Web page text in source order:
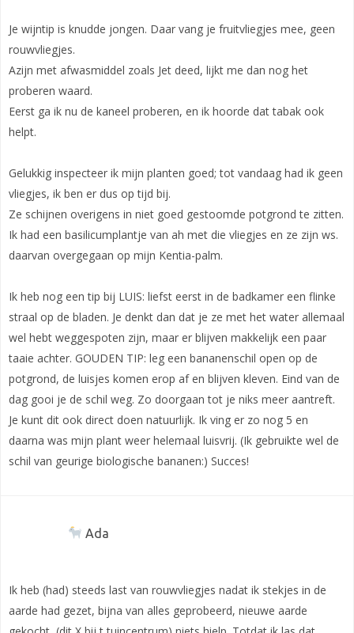
Je wijntip is knudde jongen. Daar vang je fruitvliegjes mee, geen
rouwvliegjes.
Azijn met afwasmiddel zoals Jet deed, lijkt me dan nog het
proberen waard.
Eerst ga ik nu de kaneel proberen, en ik hoorde dat tabak ook
helpt.
Gelukkig inspecteer ik mijn planten goed; tot vandaag had ik geen
vliegjes, ik ben er dus op tijd bij.
Ze schijnen overigens in niet goed gestoomde potgrond te zitten.
Ik had een basilicumplantje van ah met die vliegjes en ze zijn ws.
daarvan overgegaan op mijn Kentia-palm.
Ik heb nog een tip bij LUIS: liefst eerst in de badkamer een flinke
straal op de bladen. Je denkt dan dat je ze met het water allemaal
wel hebt weggespoten zijn, maar er blijven makkelijk een paar
taaie achter. GOUDEN TIP: leg een bananenschil open op de
potgrond, de luisjes komen erop af en blijven kleven. Eind van de
dag gooi je de schil weg. Zo doorgaan tot je niks meer aantreft.
Je kunt dit ook direct doen natuurlijk. Ik ving er zo nog 5 en
daarna was mijn plant weer helemaal luisvrij. (Ik gebruikte wel de
schil van geurige biologische bananen:) Succes!
Ada
Ik heb (had) steeds last van rouwvliegjes nadat ik stekjes in de
aarde had gezet, bijna van alles geprobeerd, nieuwe aarde